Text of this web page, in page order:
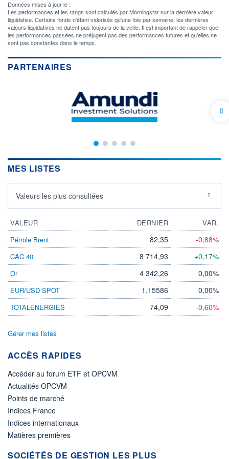
Données mises à jour le :
Les performances et les rangs sont calculés par Morningstar sur la dernière valeur
liquidative. Certains fonds n'étant valorisés qu'une fois par semaine, les dernières
valeurs liquidatives ne datent pas toujours de la veille. Il est important de rappeler que
les performances passées ne préjugent pas des performances futures et qu'elles ne
sont pas constantes dans le temps.
PARTENAIRES
MES LISTES
Valeurs les plus consultées
VALEUR DERNIER
VAR.
Pétrole Brent
82,35 -0,88%
CAC 40 8 714,93 +0,17%
Or 4 342,26 0,00%
EUR/USD SPOT 1,15586 0,00%
TOTALENERGIES 74,09 -0,60%
Gérer mes listes
ACCÈS RAPIDES
Accéder au forum ETF et OPCVM
Actualités OPCVM
Points de marché
Indices France
Indices internationaux
Matières premières
SOCIÉTÉS DE GESTION LES PLUS